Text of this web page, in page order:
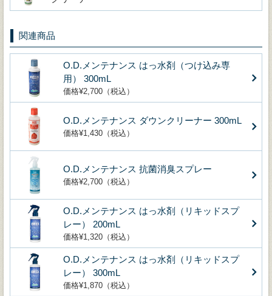
関連商品
O.D.メンテナンス はっ水剤（つけ込み専
用） 300mL
価格¥2,700（税込）
O.D.メンテナンス ダウンクリーナー 300mL
価格¥1,430（税込）
O.D.メンテナンス 抗菌消臭スプレー
価格¥2,700（税込）
O.D.メンテナンス はっ水剤（リキッドスプ
レー） 200mL
価格¥1,320（税込）
O.D.メンテナンス はっ水剤（リキッドスプ
レー） 300mL
価格¥1,870（税込）